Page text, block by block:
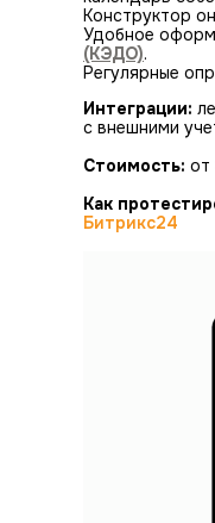
Конструктор
Удобное
(КЭДО).
Регулярные
Интеграции:
с внешними
Стоимость: от
Как
Битрикс24